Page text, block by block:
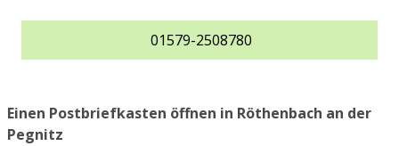
01579-2508780
Einen Postbriefkasten öffnen in Röthenbach an der
Pegnitz